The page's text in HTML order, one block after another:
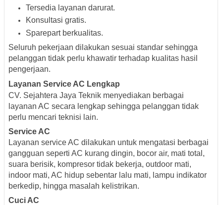
Tersedia layanan darurat.
Konsultasi gratis.
Sparepart berkualitas.
Seluruh pekerjaan dilakukan sesuai standar sehingga
pelanggan tidak perlu khawatir terhadap kualitas hasil
pengerjaan.
Layanan Service AC Lengkap
CV. Sejahtera Jaya Teknik menyediakan berbagai
layanan AC secara lengkap sehingga pelanggan tidak
perlu mencari teknisi lain.
Service AC
Layanan service AC dilakukan untuk mengatasi berbagai
gangguan seperti AC kurang dingin, bocor air, mati total,
suara berisik, kompresor tidak bekerja, outdoor mati,
indoor mati, AC hidup sebentar lalu mati, lampu indikator
berkedip, hingga masalah kelistrikan.
Cuci AC